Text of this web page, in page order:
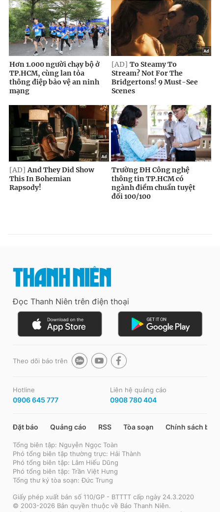
Đọc Thanh Niên trên điện thoại
Theo dõi báo trên
Hotline
0906 645 777
Liên hệ quảng cáo
0908 780 404
Đặt báo Quảng cáo RSS Tòa soạn Chính sách bảo
Tổng biên tập: Nguyễn Ngọc Toàn
Phó tổng biên tập thường trực: Hải Thành
Phó tổng biên tập: Lâm Hiếu Dũng
Phó tổng biên tập: Trần Việt Hưng
Tổng thư ký tòa soạn: Đức Trung
Giấy phép xuất bản số 110/GP - BTTTT cấp ngày 24.3.2020
© 2003-2026 Bản quyền thuộc về Báo Thanh Niên.